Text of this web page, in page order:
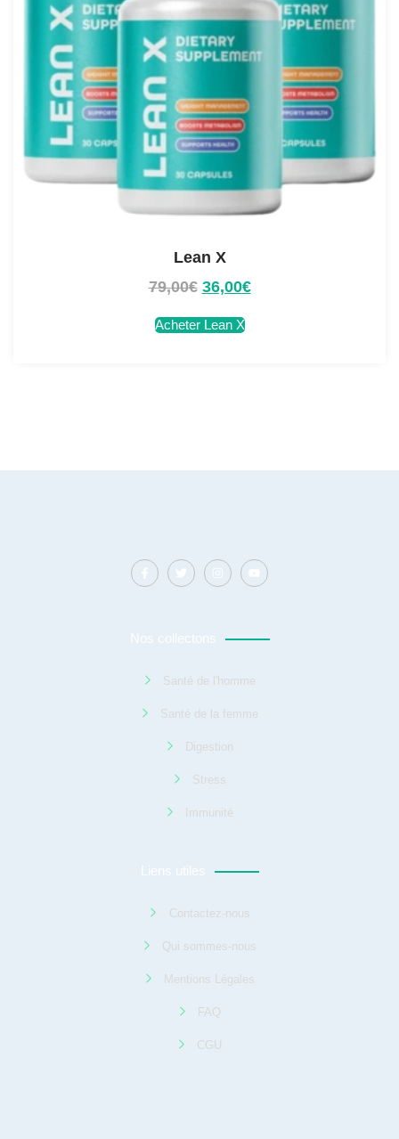
Lean X
79,00€ 36,00€
Acheter Lean X
Nos collectons
Santé de l'homme
Santé de la femme
Digestion
Stress
Immunité
Liens utiles
Contactez-nous
Qui sommes-nous
Mentions Légales
FAQ
CGU